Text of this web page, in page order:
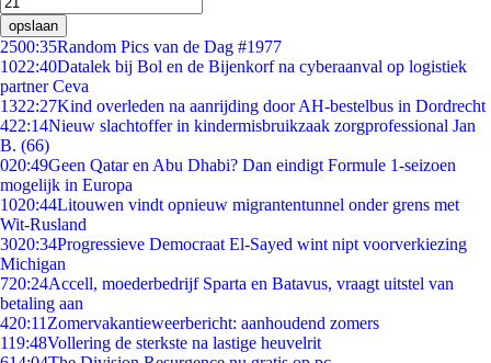
opslaan
2500:35Random Pics van de Dag #1977
1022:40Datalek bij Bol en de Bijenkorf na cyberaanval op logistiek
partner Ceva
1322:27Kind overleden na aanrijding door AH-bestelbus in Dordrecht
422:14Nieuw slachtoffer in kindermisbruikzaak zorgprofessional Jan
B. (66)
020:49Geen Qatar en Abu Dhabi? Dan eindigt Formule 1-seizoen
mogelijk in Europa
1020:44Litouwen vindt opnieuw migrantentunnel onder grens met
Wit-Rusland
3020:34Progressieve Democraat El-Sayed wint nipt voorverkiezing
Michigan
720:24Accell, moederbedrijf Sparta en Batavus, vraagt uitstel van
betaling aan
420:11 Zomervakantieweerbericht: aanhoudend zomers
119:48Vollering de sterkste na lastige heuvelrit